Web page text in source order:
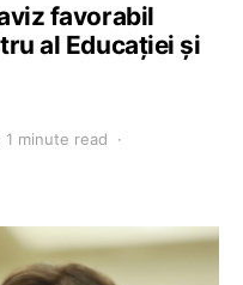
favorabil
al Educației și
1 minute read